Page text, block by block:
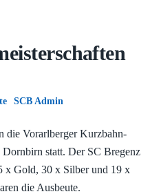
SCB Admin
die Vorarlberger Kurzbahn-
Dornbirn statt. Der SC Bregenz
x Gold, 30 x Silber und 19 x
die Ausbeute.